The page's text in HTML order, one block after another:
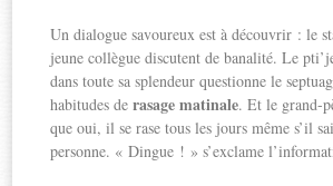
Un dialogue savoureux est à découvrir : le
jeune collègue discutent de banalité. Le
dans toute sa splendeur questionne le
habitudes derasage matinale. Et le grand-
que oui, il se rase tous les jours même s’il
personne. « Dingue ! » s’exclame